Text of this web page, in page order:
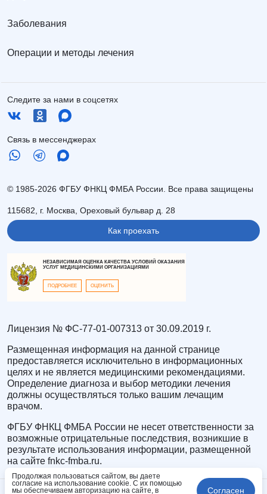
Заболевания
Операции и методы лечения
Следите за нами в соцсетях
Связь в мессенджерах
© 1985-2026 ФГБУ ФНКЦ ФМБА России. Все права защищены
115682, г. Москва, Ореховый бульвар д. 28
Как проехать
НЕЗАВИСИМАЯ ОЦЕНКА КАЧЕСТВА УСЛОВИЙ ОКАЗАНИЯ
УСЛУГ МЕДИЦИНСКИМИ ОРГАНИЗАЦИЯМИ
ПОДРОБНЕЕ ОЦЕНИТЬ
Лицензия № ФС-77-01-007313 от 30.09.2019 г.
Размещенная информация на данной странице
предоставляется исключительно в информационных
целях и не является медицинскими рекомендациями.
Определение диагноза и выбор методики лечения
должны осуществляться только вашим лечащим
врачом.
ФГБУ ФНКЦ ФМБА России не несет ответственности за
возможные отрицательные последствия, возникшие в
результате использования информации, размещенной
на сайте fnkc-fmba.ru.
Продолжая пользоваться сайтом, вы даете
согласие на использование cookie. С их помощью
мы обеспечиваем авторизацию на сайте, в
Согласен